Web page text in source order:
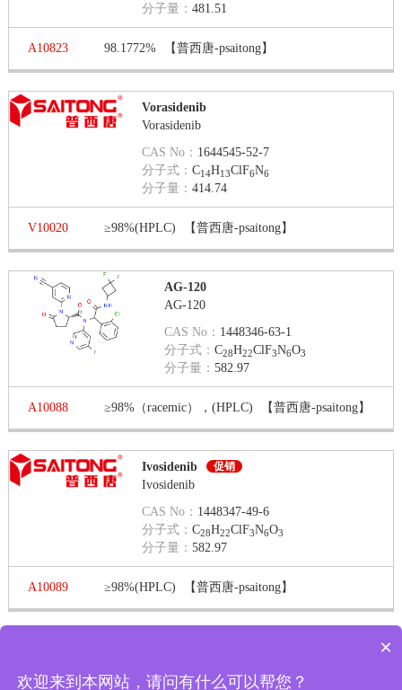
分子量：481.51
A10823 98.1772% 【普西唐-psaitong】
Vorasidenib
Vorasidenib
CAS No： 1644545-52-7
分子式：C14H13ClF6N6
分子量：414.74
V10020 ≥98%(HPLC) 【普西唐-psaitong】
AG-120
AG-120
CAS No： 1448346-63-1
分子式：C28H22ClF3N6O3
分子量：582.97
A10088 ≥98%（racemic），(HPLC) 【普西唐-psaitong】
Ivosidenib 促销
Ivosidenib
CAS No： 1448347-49-6
分子式：C28H22ClF3N6O3
分子量：582.97
A10089 ≥98%(HPLC) 【普西唐-psaitong】
第 1 页 / 共 2 页 第一页 上一页 下一页
×
欢迎来到本网站，请问有什么可以帮您？